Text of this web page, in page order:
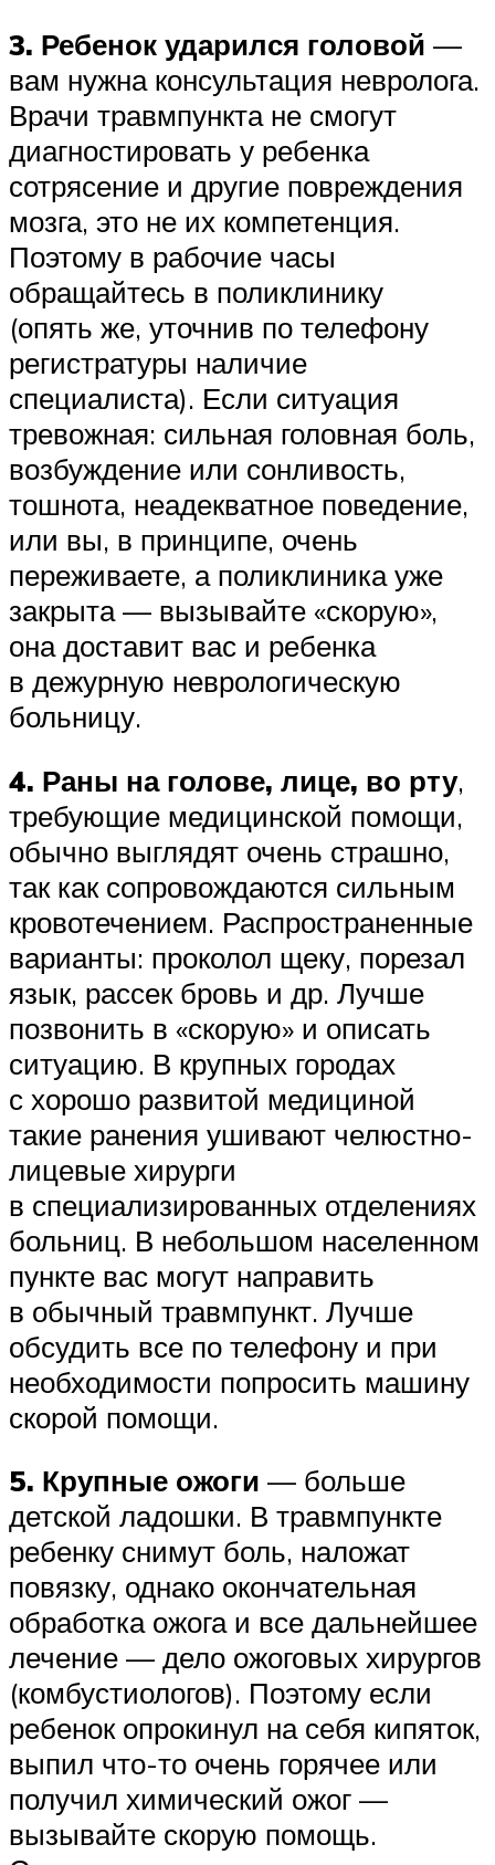
3. Ребенок ударился головой —
вам нужна консультация невролога.
Врачи травмпункта не смогут
диагностировать у ребенка
сотрясение и другие повреждения
мозга, это не их компетенция.
Поэтому в рабочие часы
обращайтесь в поликлинику
(опять же, уточнив по телефону
регистратуры наличие
специалиста). Если ситуация
тревожная: сильная головная боль,
возбуждение или сонливость,
тошнота, неадекватное поведение,
или вы, в принципе, очень
переживаете, а поликлиника уже
закрыта — вызывайте «скорую»,
она доставит вас и ребенка
в дежурную неврологическую
больницу.
4. Раны на голове, лице, во рту,
требующие медицинской помощи,
обычно выглядят очень страшно,
так как сопровождаются сильным
кровотечением. Распространенные
варианты: проколол щеку, порезал
язык, рассек бровь и др. Лучше
позвонить в «скорую» и описать
ситуацию. В крупных городах
с хорошо развитой медициной
такие ранения ушивают челюстно-
лицевые хирурги
в специализированных отделениях
больниц. В небольшом населенном
пункте вас могут направить
в обычный травмпункт. Лучше
обсудить все по телефону и при
необходимости попросить машину
скорой помощи.
5. Крупные ожоги — больше
детской ладошки. В травмпункте
ребенку снимут боль, наложат
повязку, однако окончательная
обработка ожога и все дальнейшее
лечение — дело ожоговых хирургов
(комбустиологов). Поэтому если
ребенок опрокинул на себя кипяток,
выпил что-то очень горячее или
получил химический ожог —
вызывайте скорую помощь.